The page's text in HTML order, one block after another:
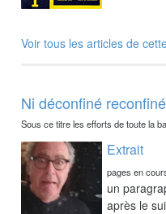
Voir tous les articles de
Ni déconfiné
Sous ce titre les efforts de toute la
Extrait
pages en
un
après le